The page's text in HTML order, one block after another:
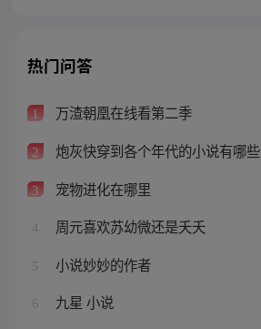
热门问答
1 万渣朝凰在线看第二季
2 炮灰快穿到各个年代的小说有哪些
3 宠物进化在哪里
4 周元喜欢苏幼微还是夭夭
5 小说妙妙的作者
6 九星 小说